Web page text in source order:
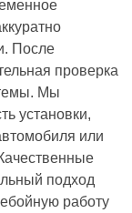
После
проверка
Мы
установки,
или
подход
работу